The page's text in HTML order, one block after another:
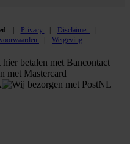
Privacy
Disclaimer
Wetgeving